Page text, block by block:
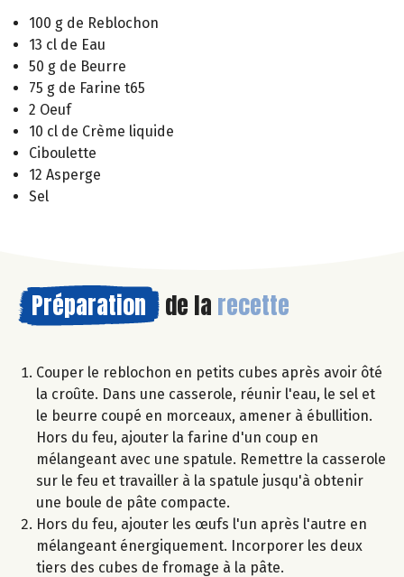
100 g de Reblochon
13 cl de Eau
50 g de Beurre
75 g de Farine t65
2 Oeuf
10 cl de Crème liquide
Ciboulette
12 Asperge
Sel
Préparation de la recette
Couper le reblochon en petits cubes après avoir ôté
la croûte. Dans une casserole, réunir l'eau, le sel et
le beurre coupé en morceaux, amener à ébullition.
Hors du feu, ajouter la farine d'un coup en
mélangeant avec une spatule. Remettre la casserole
sur le feu et travailler à la spatule jusqu'à obtenir
une boule de pâte compacte.
Hors du feu, ajouter les œufs l'un après l'autre en
mélangeant énergiquement. Incorporer les deux
tiers des cubes de fromage à la pâte.